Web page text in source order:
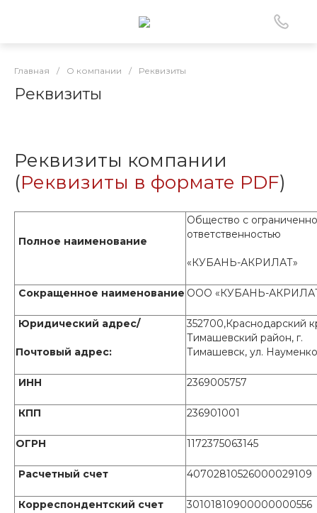
Главная / О компании / Реквизиты
Реквизиты
Реквизиты компании
(Реквизиты в формате PDF)
Полное наименование
Общество с
ответственностью
«КУБАНЬ-АКРИЛАТ»
Сокращенное наименование ООО «КУБАНЬ-
Юридический адрес/
Почтовый адрес:
352700,Краснодарский
Тимашевский район, г.
Тимашевск, ул.
ИНН 2369005757
КПП 236901001
ОГРН 1172375063145
Расчетный счет 40702810526000029109
Корреспондентский счет 30101810900000000556